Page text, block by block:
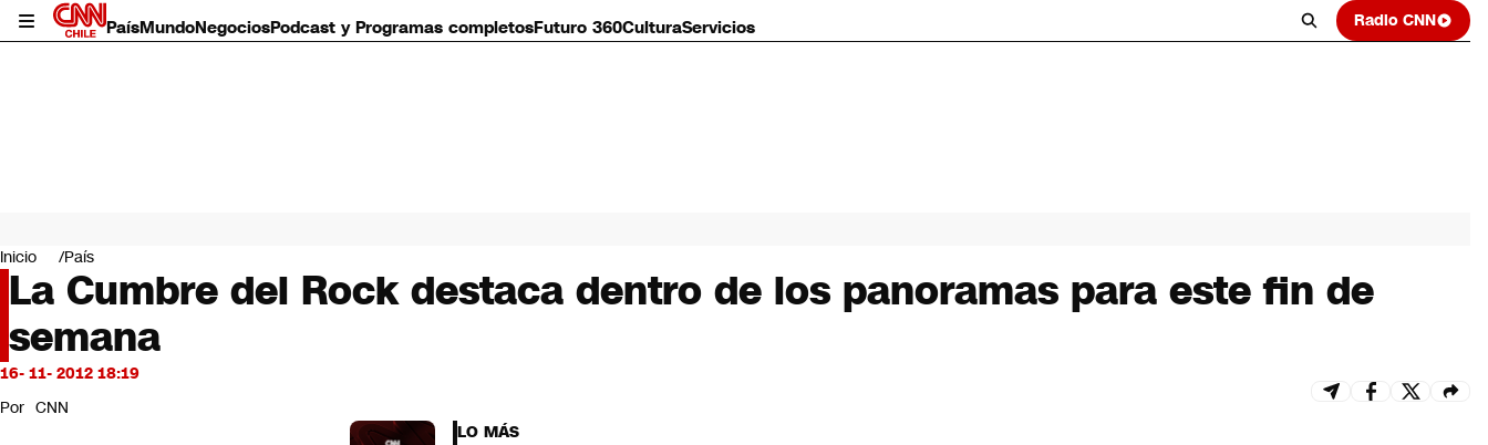
PaísMundoNegociosPodcast y Programas completosFuturo 360CulturaServicios Radio CNN
Mundo
Negocios
Deportes
Programas completos
Cultura
Servicios
Bits
CNN Data
Inicio País
La Cumbre del Rock destaca dentro de los panoramas para este fin de
semana
16- 11- 2012 18:19
Por CNN
LO MÁS